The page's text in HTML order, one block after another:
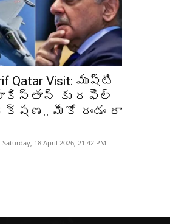
Qatar Visit: ముష్టి
కు రఫెల్
మీకో దండం రా
Saturday, 18 April 2026, 21:42 PM